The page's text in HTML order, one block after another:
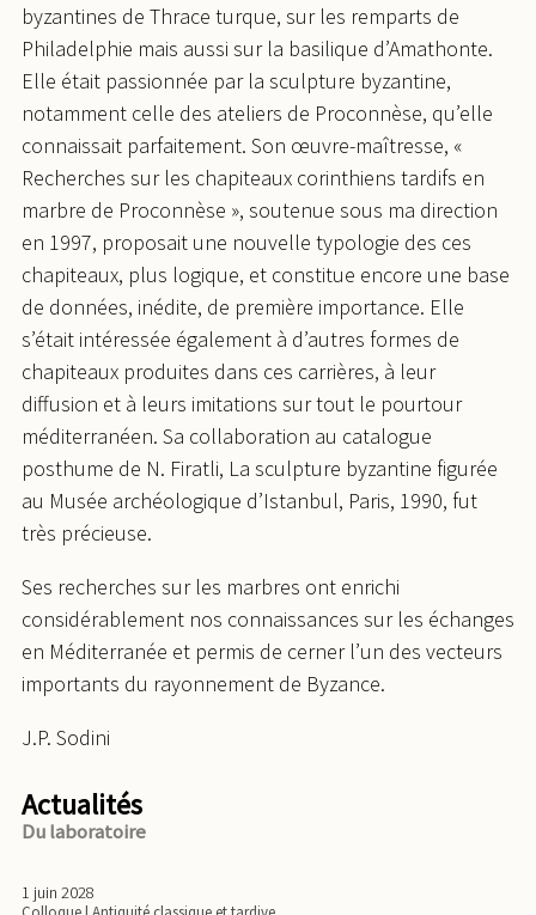
byzantines de Thrace turque, sur les remparts de
Philadelphie mais aussi sur la basilique d’Amathonte.
Elle était passionnée par la sculpture byzantine,
notamment celle des ateliers de Proconnèse, qu’elle
connaissait parfaitement. Son œuvre-maîtresse, «
Recherches sur les chapiteaux corinthiens tardifs en
marbre de Proconnèse », soutenue sous ma direction
en 1997, proposait une nouvelle typologie des ces
chapiteaux, plus logique, et constitue encore une base
de données, inédite, de première importance. Elle
s’était intéressée également à d’autres formes de
chapiteaux produites dans ces carrières, à leur
diffusion et à leurs imitations sur tout le pourtour
méditerranéen. Sa collaboration au catalogue
posthume de N. Firatli, La sculpture byzantine figurée
au Musée archéologique d’Istanbul, Paris, 1990, fut
très précieuse.
Ses recherches sur les marbres ont enrichi
considérablement nos connaissances sur les échanges
en Méditerranée et permis de cerner l’un des vecteurs
importants du rayonnement de Byzance.
J.P. Sodini
Actualités
Du laboratoire
1 juin 2028